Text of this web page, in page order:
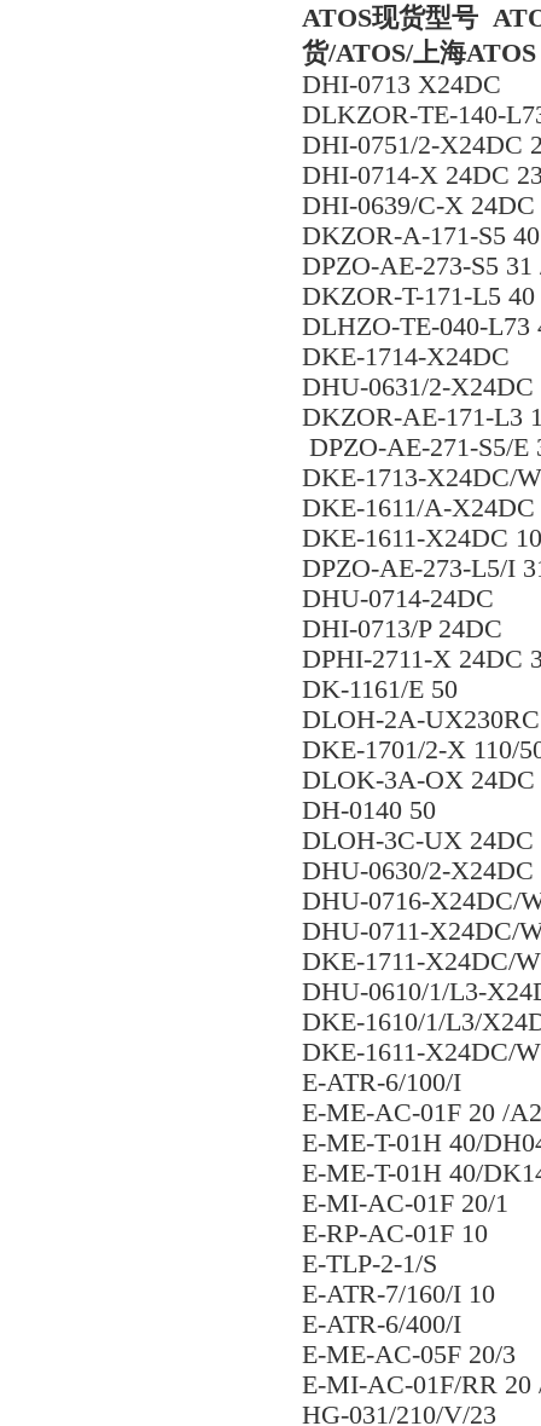
ATOS现货型号
货/ATOS/上海ATOS
DHI-0713 X24DC
DLKZOR-TE-140-
DHI-0751/2-X24DC
DHI-0714-X 24DC
DHI-0639/C-X 24DC
DKZOR-A-171-S5 40
DPZO-AE-273-S5
DKZOR-T-171-L5 40
DLHZO-TE-040-L73
DKE-1714-X24DC
DHU-0631/2-X24DC
DKZOR-AE-171-L3
DPZO-AE-271-S5/E
DKE-1713-X24DC/
DKE-1611/A-X24DC
DKE-1611-X24DC 10
DPZO-AE-273-L5/I
DHU-0714-24DC
DHI-0713/P 24DC
DPHI-2711-X 24DC
DK-1161/E 50
DLOH-2A-UX230RC
DKE-1701/2-X 110/
DLOK-3A-OX 24DC
DH-0140 50
DLOH-3C-UX 24DC
DHU-0630/2-X24DC
DHU-0716-X24DC/
DHU-0711-X24DC/
DKE-1711-X24DC/
DHU-0610/1/L3-
DKE-1610/1/L3/
DKE-1611-X24DC/
E-ATR-6/100/I
E-ME-AC-01F 20 /A2
E-ME-T-01H 40/
E-ME-T-01H 40/
E-MI-AC-01F 20/1
E-RP-AC-01F 10
E-TLP-2-1/S
E-ATR-7/160/I 10
E-ATR-6/400/I
E-ME-AC-05F 20/3
E-MI-AC-01F/RR 20
HG-031/210/V/23